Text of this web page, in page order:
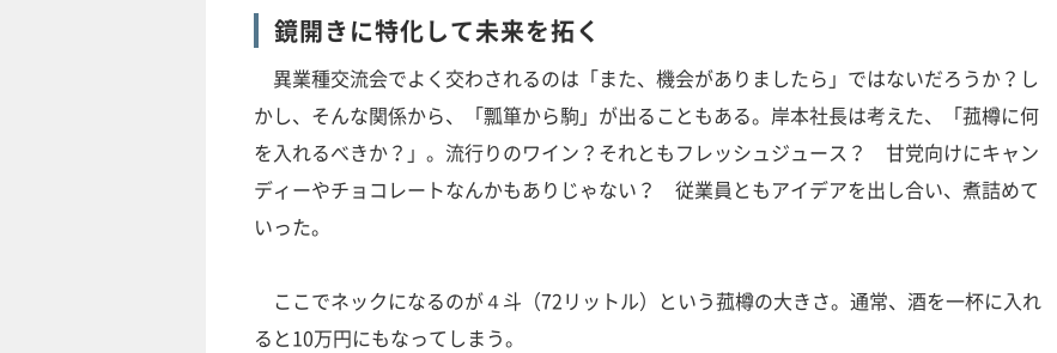
鏡開きに特化して未来を拓く
異業種交流会でよく交わされるのは「また、機会がありましたら」ではないだろうか？し
かし、そんな関係から、「瓢箪から駒」が出ることもある。岸本社長は考えた、「菰樽に何
を入れるべきか？」。流行りのワイン？それともフレッシュジュース？ 甘党向けにキャン
ディーやチョコレートなんかもありじゃない？ 従業員ともアイデアを出し合い、煮詰めて
いった。
ここでネックになるのが４斗（72リットル）という菰樽の大きさ。通常、酒を一杯に入れ
ると10万円にもなってしまう。